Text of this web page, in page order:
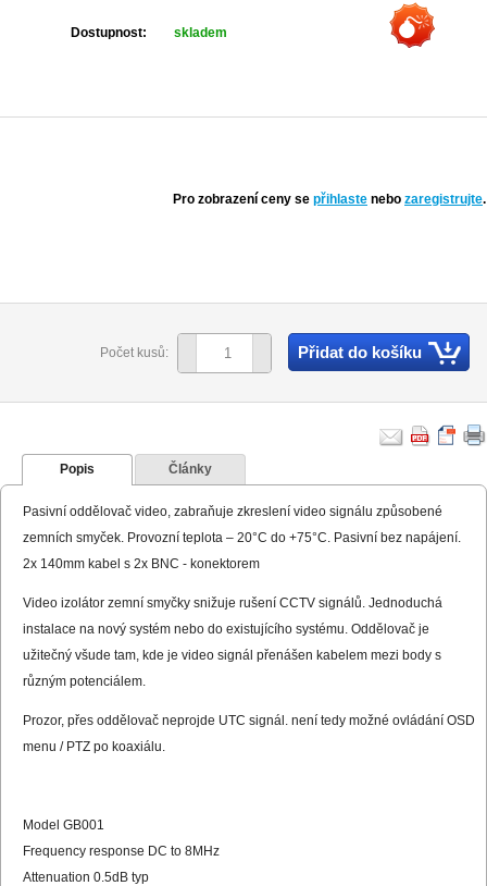
Dostupnost: skladem
Pro zobrazení ceny se přihlaste nebo zaregistrujte.
Počet kusů: Přidat do košíku
Popis Články
Pasivní oddělovač video, zabraňuje zkreslení video signálu způsobené
zemních smyček. Provozní teplota – 20°C do +75°C. Pasivní bez napájení.
2x 140mm kabel s 2x BNC - konektorem
Video izolátor zemní smyčky snižuje rušení CCTV signálů Jednoduchá
instalace na nový systém nebo do existujícího systému Oddělovač je
užitečný všude tam, kde je video signál přenášen kabelem mezi body s
různým potenciálem
Prozor, přes oddělovač neprojde UTC signál. není tedy možné ovládání OSD
menu / PTZ po koaxiálu.
Model GB001
Frequency response DC to 8MHz
Attenuation 0.5dB typ